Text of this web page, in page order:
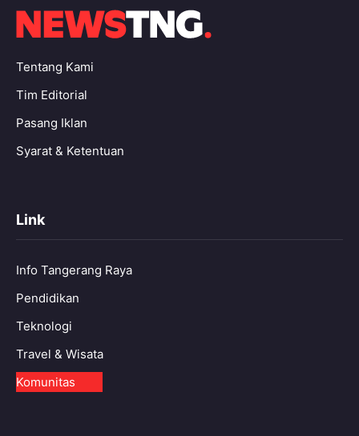
Tentang Kami
Tim Editorial
Pasang Iklan
Syarat & Ketentuan
Link
Info Tangerang Raya
Pendidikan
Teknologi
Travel & Wisata
Komunitas